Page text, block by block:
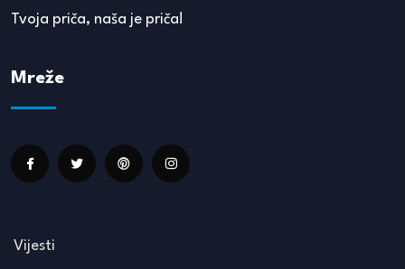
Tvoja priča, naša je priča!
Mreže
Vijesti